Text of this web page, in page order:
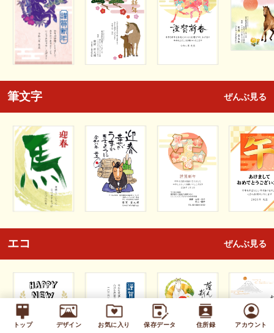
トップ デザイン お気に入り 保存データ 住所録 アカウント
筆文字 ぜんぶ見る
エコ ぜんぶ見る